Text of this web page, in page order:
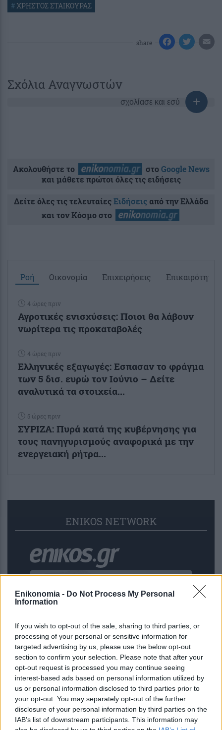
Enikonomia - Do Not Process My Personal
Information
If you wish to opt-out of the sale, sharing to third parties, or
processing of your personal or sensitive information for
targeted advertising by us, please use the below opt-out
section to confirm your selection. Please note that after your
opt-out request is processed you may continue seeing
interest-based ads based on personal information utilized by
us or personal information disclosed to third parties prior to
your opt-out. You may separately opt-out of the further
disclosure of your personal information by third parties on the
IAB’s list of downstream participants. This information may
#ΧΡΗΣΤΟΣ ΣΤΑΙΚΟΥΡΑΣ
share
Σχόλια Αναγνωστών
σχολίασε και εσύ
Ακολουθήστε το στοGoogle News
και μάθετε πρώτοι όλες τις ειδήσεις
Δείτε όλες τις τελευταίεςΕιδήσειςαπό την Ελλάδα
και τον Κόσμο στο
Ροή Οικονομία Επιχειρήσεις Επικαιρότητα
4 ώρες πριν
Αγροτικές ενισχύσεις: Ποιοι θα λάβουν
νωρίτερα τις προκαταβολές
4 ώρες πριν
Ελληνικές εξαγωγές: Εσπασαν το φράγμα
των 5 δισ. ευρώ τον Ιούνιο – Δείτε
αναλυτικά τα στοιχεία...
5 ώρες πριν
ΣΥΡΙΖΑ: Πυρά κατά της κυβέρνησης για
τους πανηγυρισμούς αναφορικά με την
ενεργειακή ρήτρα...
ENIKOS NETWORK
ΗΠΑ: «Σύντομα συμφωνία» για τα
Στενά του Ορμούζ, λέει Αμερικανός
αξιωματούχος